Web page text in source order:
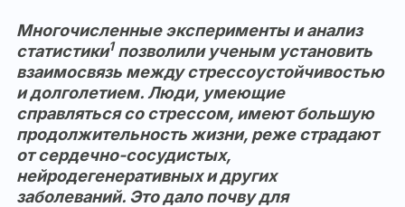
Многочисленные эксперименты и анализ
статистики1позволили ученым установить
взаимосвязь между стрессоустойчивостью
и долголетием. Люди, умеющие
справляться со стрессом, имеют большую
продолжительность жизни, реже страдают
от сердечно-сосудистых,
нейродегенеративных и других
заболеваний. Это дало почву для